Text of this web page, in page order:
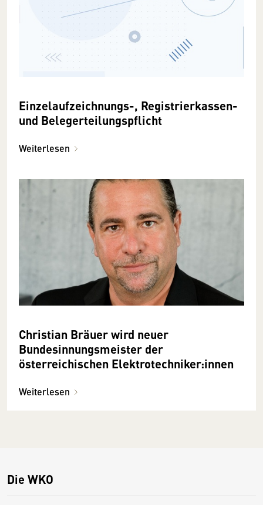
Einzelaufzeichnungs-, Registrierkassen-
und Belegerteilungspflicht
Weiterlesen
Christian Bräuer wird neuer
Bundesinnungsmeister der
österreichischen Elektrotechniker:innen
Weiterlesen
Die WKO